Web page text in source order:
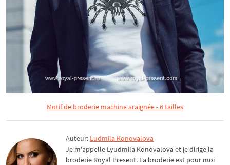
Motif de broderie machine araignée - 6 tailles
Auteur: Ludmila Konovalova
Je m'appelle Lyudmila Konovalova et je dirige la
broderie Royal Present. La broderie est pour moi